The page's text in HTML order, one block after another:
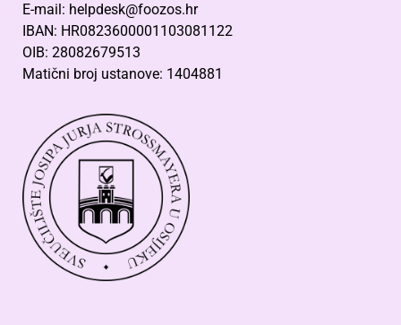
E-mail: helpdesk@foozos.hr
IBAN: HR0823600001103081122
OIB: 28082679513
Matični broj ustanove: 1404881